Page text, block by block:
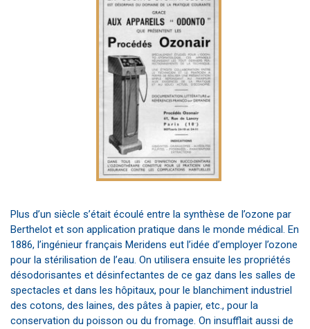
Plus d’un siècle s’était écoulé entre la synthèse de l’ozone par
Berthelot et son application pratique dans le monde médical. En
1886, l’ingénieur français Meridens eut l’idée d’employer l’ozone
pour la stérilisation de l’eau. On utilisera ensuite les propriétés
désodorisantes et désinfectantes de ce gaz dans les salles de
spectacles et dans les hôpitaux, pour le blanchiment industriel
des cotons, des laines, des pâtes à papier, etc., pour la
conservation du poisson ou du fromage. On insufflait aussi de